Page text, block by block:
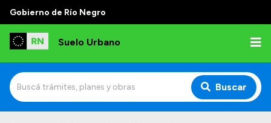
Gobierno de Río Negro
Suelo Urbano
Buscar